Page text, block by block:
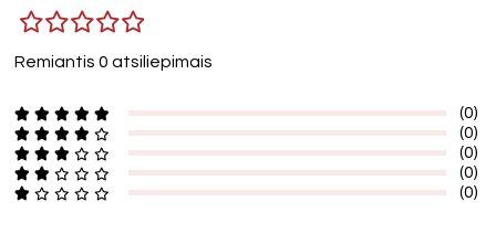
Remiantis 0 atsiliepimais
(0)
(0)
(0)
(0)
(0)